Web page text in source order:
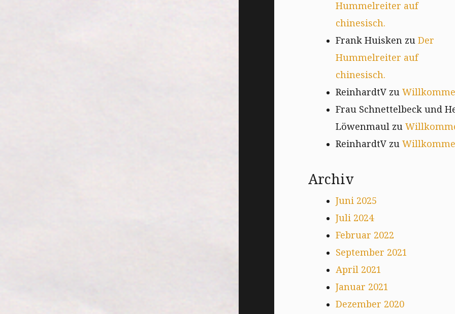
Hummelreiter auf
chinesisch.
Frank Huisken zu Der
Hummelreiter auf
chinesisch.
ReinhardtVzu
Frau Schnettelbeck und
Löwenmaul zu
ReinhardtVzu
Archiv
Juni 2025
Juli 2024
Februar 2022
September 2021
April 2021
Januar 2021
Dezember 2020